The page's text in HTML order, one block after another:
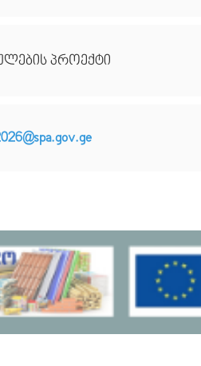
პროექტი